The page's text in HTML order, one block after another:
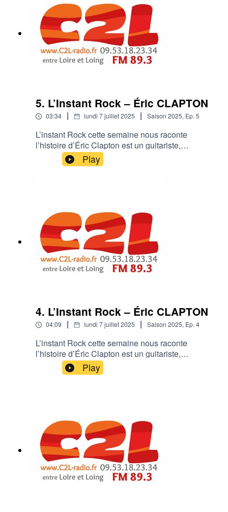
5. L’Instant Rock – Éric CLAPTON
03:34 | lundi 7 juillet 2025 | Saison 2025, Ep. 5
L’instant Rock cette semaine nous raconte
l’histoire d’Éric Clapton est un guitariste,
chanteur et auteur-compositeur britannique
légendaire, reconnu mondialement pour son
et les Yardbirds.
Play
4. L’Instant Rock – Éric CLAPTON
04:09 | lundi 7 juillet 2025 | Saison 2025, Ep. 4
L’instant Rock cette semaine nous raconte
l’histoire d’Éric Clapton est un guitariste,
chanteur et auteur-compositeur britannique
légendaire, reconnu mondialement pour son
et les Yardbirds.
Play